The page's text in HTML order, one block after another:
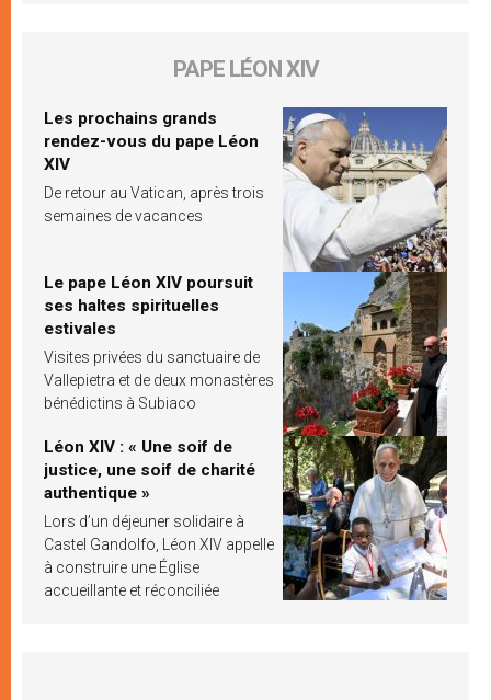
PAPE LÉON XIV
Les prochains grands
rendez-vous du pape Léon
XIV
De retour au Vatican, après trois
semaines de vacances
Le pape Léon XIV poursuit
ses haltes spirituelles
estivales
Visites privées du sanctuaire de
Vallepietra et de deux monastères
bénédictins à Subiaco
Léon XIV : « Une soif de
justice, une soif de charité
authentique »
Lors d’un déjeuner solidaire à
Castel Gandolfo, Léon XIV appelle
à construire une Église
accueillante et réconciliée